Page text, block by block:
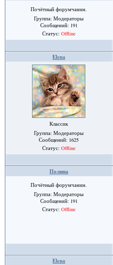
Почётный форумчанин.
Группа: Модераторы
Сообщений: 191
Статус: Offline
Elena
Классик
Группа: Модераторы
Сообщений: 1625
Статус: Offline
Полина
Почётный форумчанин.
Группа: Модераторы
Сообщений: 191
Статус: Offline
Elena